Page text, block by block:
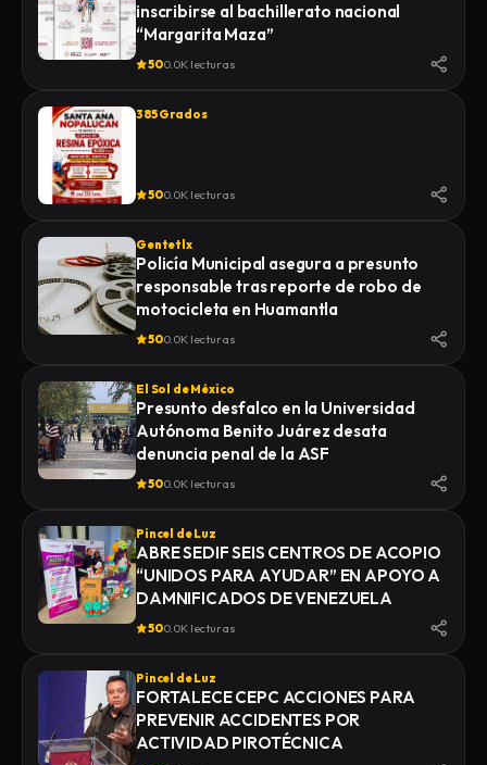
inscribirse al bachillerato nacional
“Margarita Maza”
500.0K lecturas
385 Grados
500.0K lecturas
Gentetlx
Policía Municipal asegura a presunto
responsable tras reporte de robo de
motocicleta en Huamantla
500.0K lecturas
El Sol de México
Presunto desfalco en la Universidad
Autónoma Benito Juárez desata
denuncia penal de la ASF
500.0K lecturas
Pincel de Luz
ABRE SEDIF SEIS CENTROS DE ACOPIO
“UNIDOS PARA AYUDAR” EN APOYO A
DAMNIFICADOS DE VENEZUELA
500.0K lecturas
Pincel de Luz
FORTALECE CEPC ACCIONES PARA
PREVENIR ACCIDENTES POR
ACTIVIDAD PIROTÉCNICA